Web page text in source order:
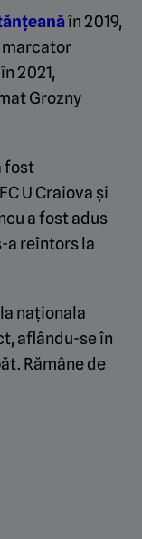
în 2019,
marcator
2021,
Grozny
fost
U Craiova și
a fost adus
a reîntors la
naționala
aflându-se în
Rămâne de